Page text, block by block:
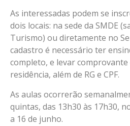
As interessadas podem se
dois locais: na sede da SMDE
Turismo) ou diretamente no
cadastro é necessário ter
completo, e levar comprovante
residência, além de RG e CPF.
As aulas ocorrerão
quintas, das 13h30 às 17h30,
a 16 de junho.